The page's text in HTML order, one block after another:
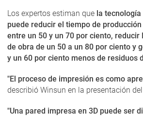
Los expertos estiman que la
puede reducir el tiempo de
entre un 50 y un 70 por ciento, reducir
de obra de un 50 a un 80 por ciento y
y un 60 por ciento menos de residuos
"El proceso de impresión es como
describió Winsun en la presentación
"Una pared impresa en 3D puede ser